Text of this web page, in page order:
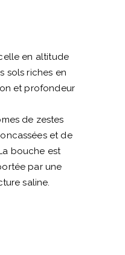
en altitude
sols riches en
et profondeur
de zestes
et de
bouche est
par une
saline.